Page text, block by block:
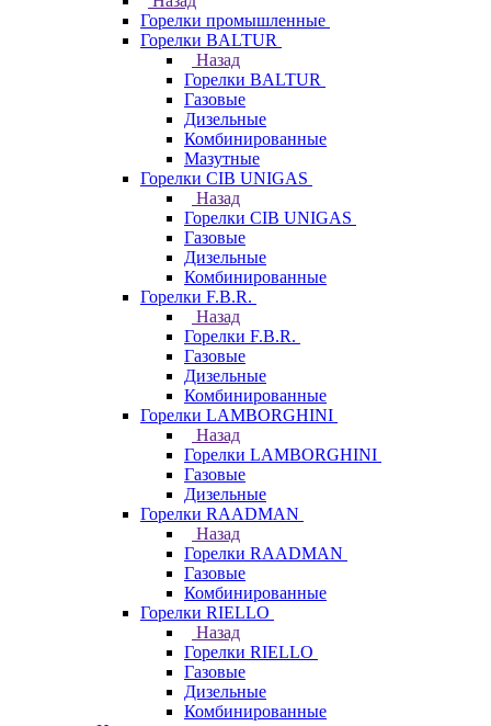
Горелки промышленные
Горелки BALTUR
Назад
Горелки BALTUR
Газовые
Дизельные
Комбинированные
Мазутные
Горелки CIB UNIGAS
Назад
Горелки CIB UNIGAS
Газовые
Дизельные
Комбинированные
Горелки F.B.R.
Назад
Горелки F.B.R.
Газовые
Дизельные
Комбинированные
Горелки LAMBORGHINI
Назад
Горелки LAMBORGHINI
Газовые
Дизельные
Горелки RAADMAN
Назад
Горелки RAADMAN
Газовые
Комбинированные
Горелки RIELLO
Назад
Горелки RIELLO
Газовые
Дизельные
Комбинированные